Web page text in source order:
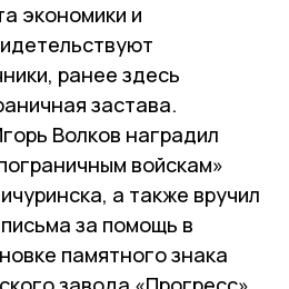
экономики и
ранее здесь
застава.
Волков наградил
войскам»
а также вручил
за помощь в
памятного знака